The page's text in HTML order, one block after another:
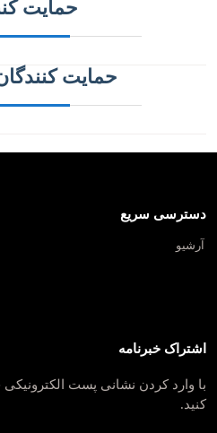
حمایت
حمایت
دسترسی سریع
آرشیو
اشتراک خبرنامه
با وارد کردن نشانی پست الکترونیکی
کنید.